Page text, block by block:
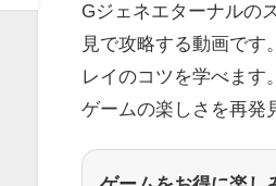
Gジェネエターナルの
見で攻略する動画です
レイのコツを学べます
ゲームの楽しさを再発